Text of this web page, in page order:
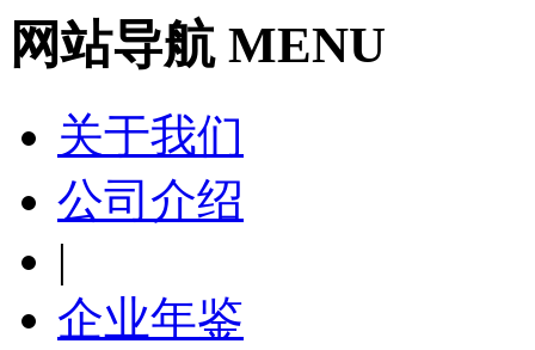
网站导航 MENU
关于我们
公司介绍
|
企业年鉴